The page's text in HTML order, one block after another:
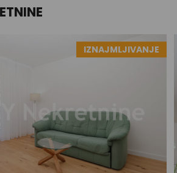
IZNAJMLJIVANJE